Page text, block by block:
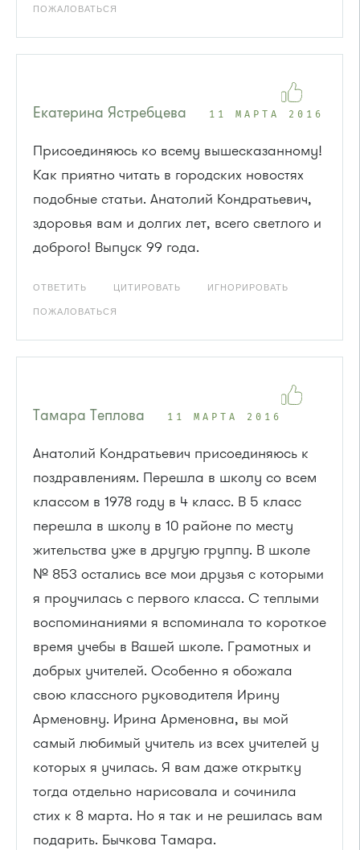
ПОЖАЛОВАТЬСЯ
Екатерина Ястребцева 11 МАРТА 2016
Присоединяюсь ко всему вышесказанному!
Как приятно читать в городских новостях
подобные статьи. Анатолий Кондратьевич,
здоровья вам и долгих лет, всего светлого и
доброго! Выпуск 99 года.
ОТВЕТИТЬ ЦИТИРОВАТЬ ИГНОРИРОВАТЬ
ПОЖАЛОВАТЬСЯ
Тамара Теплова 11 МАРТА 2016
Анатолий Кондратьевич присоединяюсь к
поздравлениям. Перешла в школу со всем
классом в 1978 году в 4 класс. В 5 класс
перешла в школу в 10 районе по месту
жительства уже в другую группу. В школе
№ 853 остались все мои друзья с которыми
я проучилась с первого класса. С теплыми
воспоминаниями я вспоминала то короткое
время учебы в Вашей школе. Грамотных и
добрых учителей. Особенно я обожала
свою классного руководителя Ирину
Арменовну. Ирина Арменовна, вы мой
самый любимый учитель из всех учителей у
которых я училась. Я вам даже открытку
тогда отдельно нарисовала и сочинила
стих к 8 марта. Но я так и не решилась вам
подарить. Бычкова Тамара.